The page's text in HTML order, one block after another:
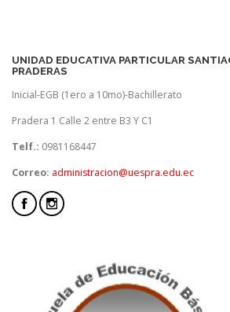
UNIDAD EDUCATIVA PARTICULAR
PRADERAS
Inicial-EGB (1ero a 10mo)-Bachillerato
Pradera 1 Calle 2 entre B3 Y C1
Telf.: 0981168447
Correo: administracion@uespra.edu.ec